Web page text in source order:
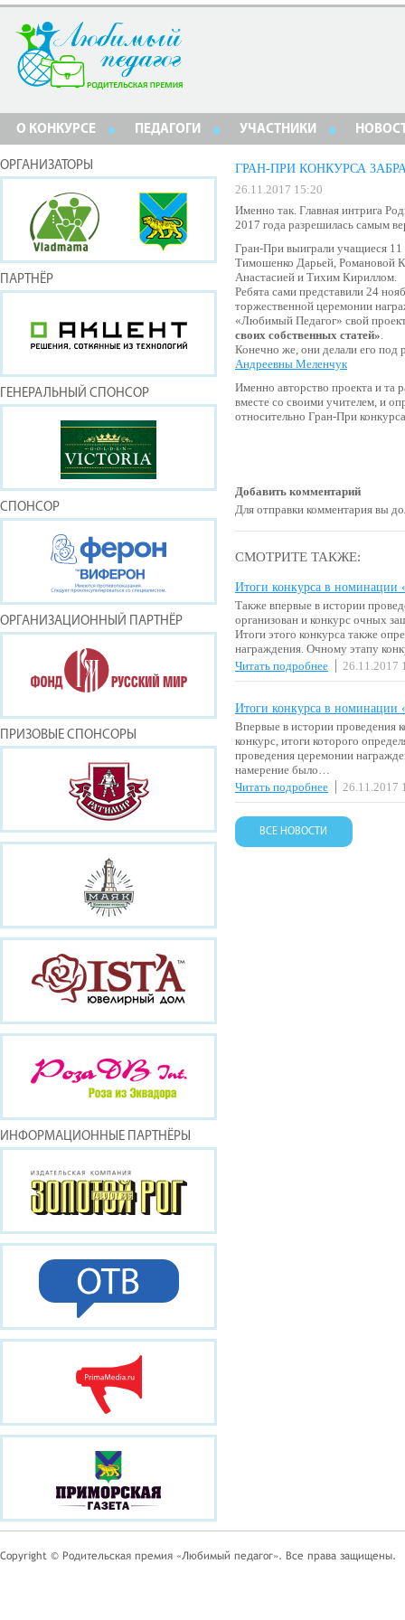
О КОНКУРСЕ ПЕДАГОГИ УЧАСТНИКИ
ОРГАНИЗАТОРЫ
ПАРТНЁР
ГЕНЕРАЛЬНЫЙ СПОНСОР
СПОНСОР
ОРГАНИЗАЦИОННЫЙ ПАРТНЁР
ПРИЗОВЫЕ СПОНСОРЫ
ИНФОРМАЦИОННЫЕ ПАРТНЁРЫ
ГРАН-ПРИ КОНКУРСА
26.11.2017 15:20
Именно так. Главная интрига
2017 года разрешилась самым
Гран-При выиграли учащиеся
Тимошенко Дарьей, Романовой
Анастасией и Тихим Кириллом.
Ребята сами представили 24
торжественной церемонии
«Любимый Педагог» свой
своих собственных статей».
Конечно же, они делали его
Андреевны Меленчук
Именно авторство проекта и та
вместе со своими учителем, и
относительно Гран-При
Добавить комментарий
Для отправки комментария вы
СМОТРИТЕ ТАКЖЕ:
Итоги конкурса в
Также впервые в истории
организован и конкурс очных
Итоги этого конкурса также
награждения. Очному этапу
Читать подробнее
26.11.2017
Итоги конкурса в
Впервые в истории проведения
конкурс, итоги которого
проведения церемонии
намерение было…
Читать подробнее
26.11.2017
ВСЕ НОВОСТИ
Copyright © Родительская премия «Любимый педагог». Все права защищены.